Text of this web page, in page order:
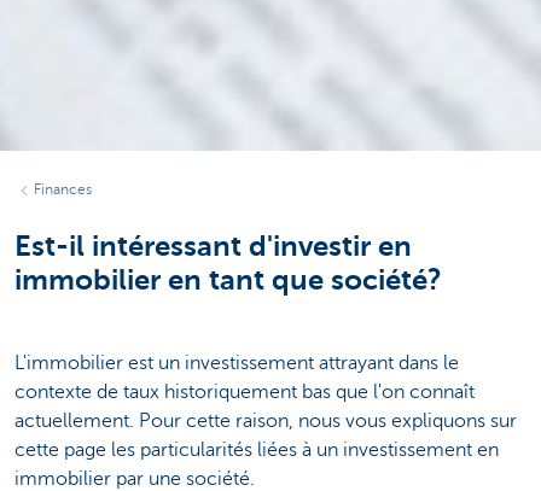
Finances
Est-il intéressant d'investir en
immobilier en tant que société?
L'immobilier est un investissement attrayant dans le
contexte de taux historiquement bas que l'on connaît
actuellement. Pour cette raison, nous vous expliquons sur
cette page les particularités liées à un investissement en
immobilier par une société.